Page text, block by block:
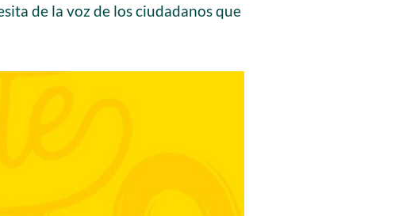
de la voz de los ciudadanos que